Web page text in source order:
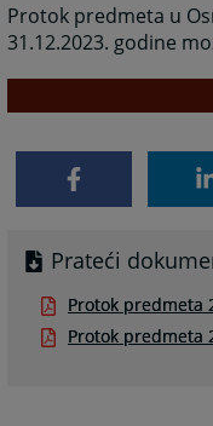
Protok predmeta u
31.12.2023. godine
Prateći
Protok predmeta
Protok predmeta